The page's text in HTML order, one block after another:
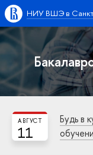
НИУ ВШЭ в
11
АВГУСТ
Будь в